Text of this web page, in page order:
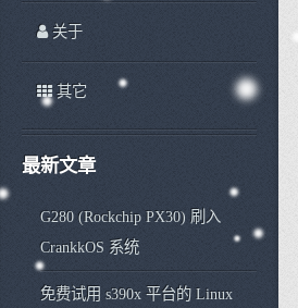
关于
其它
最新文章
G280 (Rockchip PX30) 刷入
CrankkOS 系统
免费试用 s390x 平台的 Linux